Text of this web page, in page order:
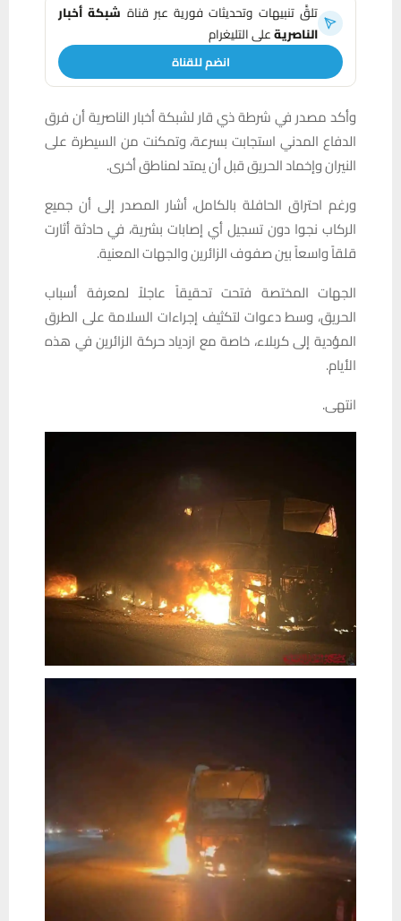
تلقَّ تنبيهات وتحديثات فورية عبر قناة شبكة أخبار
الناصريةعلى التليغرام
انضم للقناة
وأكد مصدر في شرطة ذي قار لشبكة أخبار الناصرية أن فرق
الدفاع المدني استجابت بسرعة، وتمكنت من السيطرة على
النيران وإخماد الحريق قبل أن يمتد لمناطق أخرى.
ورغم احتراق الحافلة بالكامل، أشار المصدر إلى أن جميع
الركاب نجوا دون تسجيل أي إصابات بشرية، في حادثة أثارت
قلقاً واسعاً بين صفوف الزائرين والجهات المعنية.
الجهات المختصة فتحت تحقيقاً عاجلاً لمعرفة أسباب
الحريق، وسط دعوات لتكثيف إجراءات السلامة على الطرق
المؤدية إلى كربلاء، خاصة مع ازدياد حركة الزائرين في هذه
الأيام.
انتهى.